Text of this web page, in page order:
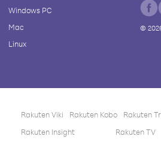
Windows PC
Mac
Linux
©
Rakuten Viki Rakuten Kobo Rakuten
Rakuten Insight
Rakuten TV